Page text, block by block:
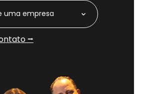
uma empresa
⭢